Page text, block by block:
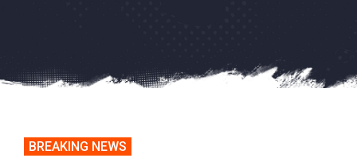
BREAKING NEWS